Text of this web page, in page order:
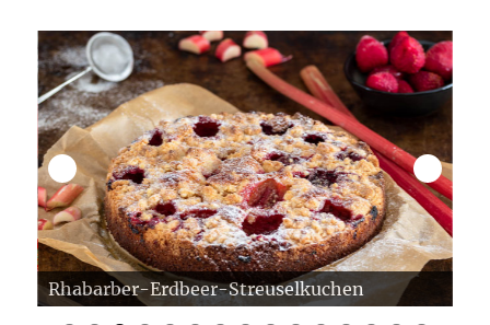
Rhabarber-Erdbeer-Streuselkuchen